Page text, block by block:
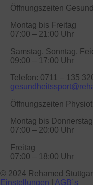
Öffnungszeiten
Montag bis Freitag
07:00 – 21:00 Uhr
Samstag, Sonntag,
09:00 – 17:00 Uhr
Telefon: 0711 – 135
Öffnungszeiten
Montag bis Donnerstag
07:00 – 20:00 Uhr
Freitag
07:00 – 18:00 Uhr
© 2024 Rehamed
Einstellungen
AGB´s